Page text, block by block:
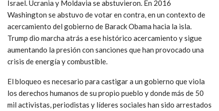
Duque, aliado de EU, expuso el guión de Washington. La
cancillería colombiana explicó en un comunicado que decidió
abstenerse debido a la actitud hostil de Cuba hacia Colombia,
sobre todo por dar refugio a “terroristas” colombianos en su
territorio, así como el apoyo activo (de la isla) al régimen
“tiránico y dictatorial” de Maduro.
Hace un año, la resolución contra el bloqueo fue apoyada en la